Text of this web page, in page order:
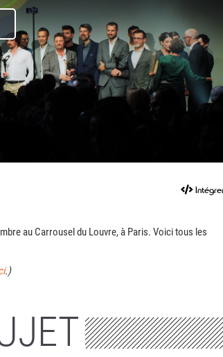
au Carrousel du Louvre, à Paris. Voici tous les
.)